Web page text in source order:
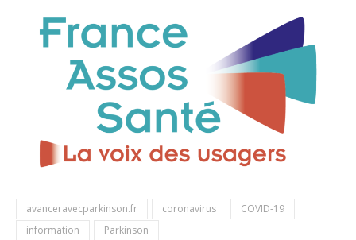
avanceravecparkinson.fr coronavirus
COVID-19
information
Parkinson